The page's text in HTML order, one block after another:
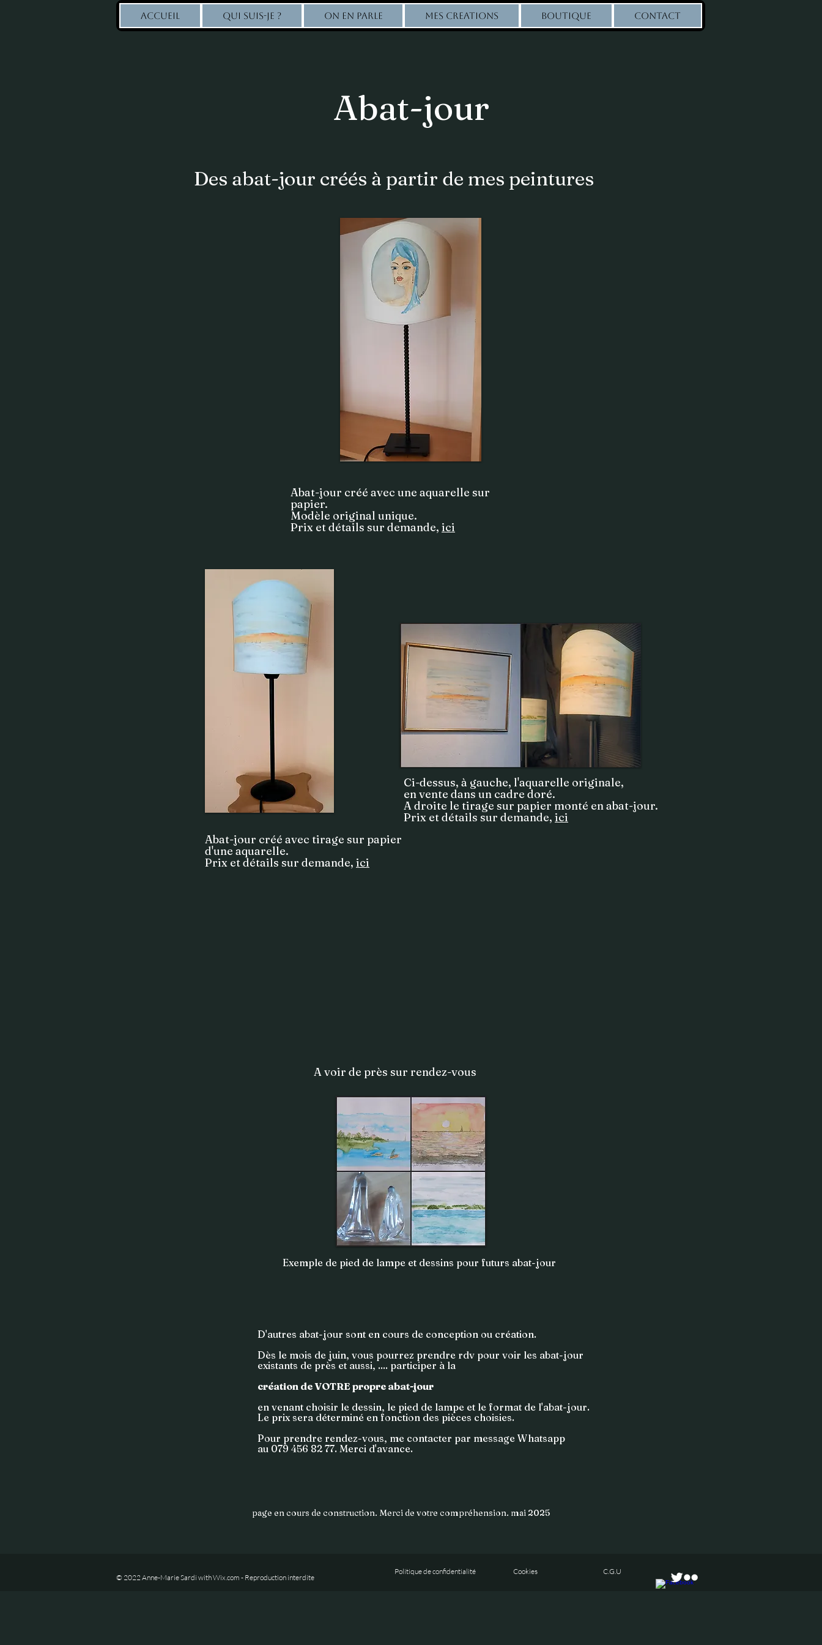
ACCUEIL QUI SUIS-JE ? ON EN PARLE MES CREATIONS BOUTIQUE CONTACT
Abat-jour
Des abat-jour créés à partir de mes peintures
Abat-jour créé avec une aquarelle sur
papier.
Modèle original unique.
Prix et détails sur demande, ici
Ci-dessus, à gauche, l'aquarelle originale,
en vente dans un cadre doré.
A droite le tirage sur papier monté en abat-jour.
Prix et détails sur demande, ici
Abat-jour créé avec tirage sur papier
d'une aquarelle.
Prix et détails sur demande, ici
A voir de près sur rendez-vous
Exemple de pied de lampe et dessins pour futurs abat-jour
D'autres abat-jour sont en cours de conception ou création.
Dès le mois de juin, vous pourrez prendre rdv pour voir les abat-jour
existants de près et aussi, .... participer à la
création de VOTRE propre abat-jour
en venant choisir le dessin, le pied de lampe et le format de l'abat-jour.
Le prix sera déterminé en fonction des pièces choisies.
Pour prendre rendez-vous, me contacter par message Whatsapp
au 079 456 82 77. Merci d'avance.
page en cours de construction. Merci de votre compréhension. mai 2025
© 2022 Anne-Marie Sardi withWix.com - Reproduction interdite
Politique de confidentialité Cookies C.G.U